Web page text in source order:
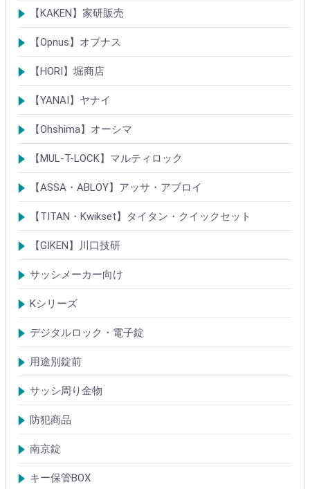
LSシリンダー
錠・ロック製品
【KAKEN】家研販売
ベルウェーブキー
ロック製品
【Opnus】オプナス
シリンダー
ロック製品
【HORI】堀商店
シリンダー
錠・ロック製品
【YANAI】ヤナイ
Rシリーズシリンダー
ロック製品
【Ohshima】オーシマ
シリンダー
錠・ロック製品
【MUL-T-LOCK】マルティロック
シリンダー
南京錠
【ASSA・ABLOY】アッサ・アブロイ
シリンダー
ロック製品
【TITAN・Kwikset】タイタン・クイックセット
シリンダー
錠
【GIKEN】川口技研
鍵ケース/ラッチング
室内錠シリーズ
サッシメーカー向け
TOSTEMトステム(LIXILリクシル)
新日軽
三協(立山)アルミ
YKK
ミサワホーム
セキスイ
YAMAHA
ダイワハウス
松下電工・ナショナル住宅
不二サッシ
その他
Kシリーズ
【KH】アルミサッシ用引戸錠
【M】ミワ特殊錠
【G】ゴール特殊錠
【S】ショウワ特殊錠
【R】各社特殊錠
【MCY】ミワ取替用シリンダー
【GCY】ゴール取替用シリンダー
【SCY】ショウワ取替用シリンダー
【WCY】ウェスト取替用シリンダー
【ACY】アルファ取替用シリンダー
【KCY】コダイ取替用シリンダー
【KC】クレセントシリーズ
その他Kシリーズ
デジタルロック・電子錠
扉加工あり
扉加工なし(軽微な加工)
ICキー・タグ・カード
用途別錠前
アルミサッシ玄関引戸・引違戸錠
サムラッチ錠
浴室錠
補助錠
エンジンドア錠・ガラス扉錠
ケースハンドル錠
インダストリアルロック・カムロック
サッシ周り金物
ドアガード
ドアチェーン
クレセント錠
丁番
フランス落とし
ドアクローザ
防犯商品
防犯簡易錠
防犯サムターン
ガードプレート・Lフロント
その他
南京錠
【ALPHA】アルファ
【ABUS】アバス
その他
キー保管BOX